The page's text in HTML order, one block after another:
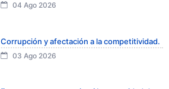
04 Ago 2026
Corrupción y afectación a la competitividad.
03 Ago 2026